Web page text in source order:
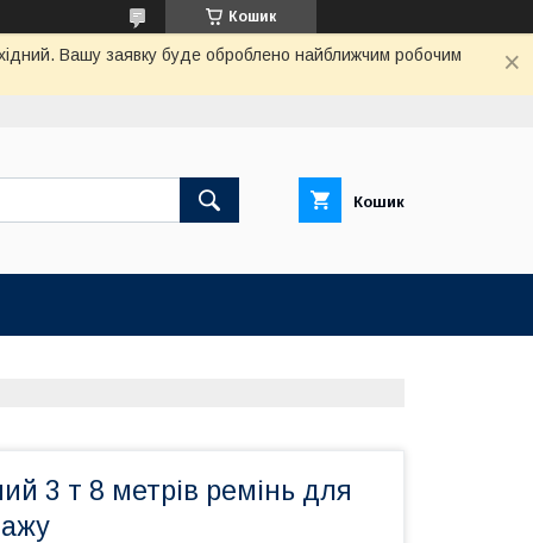
Кошик
Вашу заявку буде оброблено найближчим робочим
Кошик
3 т 8 метрів ремінь для